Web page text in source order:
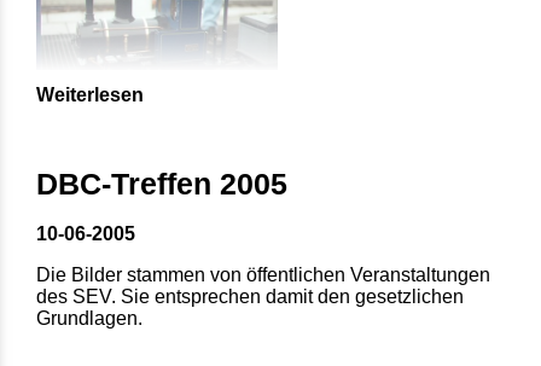
Weiterlesen
DBC-Treffen 2005
10-06-2005
Die Bilder stammen von öffentlichen Veranstaltungen
des SEV. Sie entsprechen damit den gesetzlichen
Grundlagen.